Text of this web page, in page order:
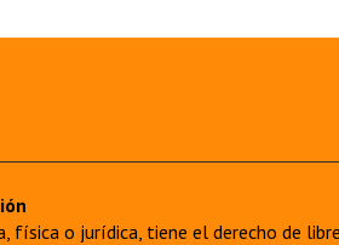
física o jurídica, tiene el derecho de